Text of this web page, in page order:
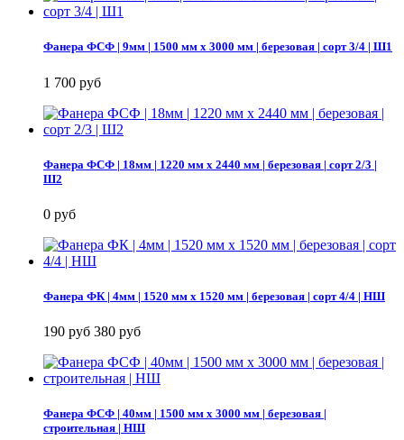
Фанера ФСФ | 9мм | 1500 мм х 3000 мм | березовая | сорт 3/4 | Ш1
1 700 руб
Фанера ФСФ | 18мм | 1220 мм х 2440 мм | березовая | сорт 2/3 |
Ш2
0 руб
Фанера ФК | 4мм | 1520 мм х 1520 мм | березовая | сорт 4/4 | НШ
190 руб 380 руб
Фанера ФСФ | 40мм | 1500 мм х 3000 мм | березовая |
строительная | НШ